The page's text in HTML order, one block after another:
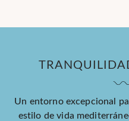
Un entorno excepcional
estilo de vida